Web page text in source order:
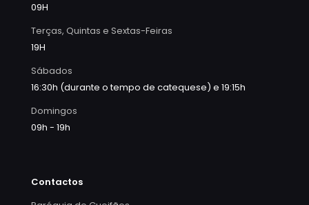
09H
Terças, Quintas e Sextas-Feiras
19H
Sábados
16:30h (durante o tempo de catequese) e 19:15h
Domingos
09h - 19h
Contactos